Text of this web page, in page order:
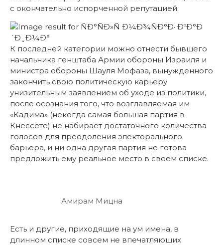
с окончательно испорченной репутацией.
К последней категории можно отнести бывшего
начальника генштаба Армии обороны Израиля и
министра обороны Шауля Мофаза, вынужденного
закончить свою политическую карьеру
унизительным заявлением об уходе из политики,
после осознания того, что возглавляемая им
«Кадима» (некогда самая большая партия в
Кнессете) не набирает достаточного количества
голосов для преодоления электорального
барьера, и ни одна другая партия не готова
предложить ему реальное место в своем списке.
Амирам Мицна
Есть и другие, приходящие на ум имена, в
длинном списке совсем не впечатляющих